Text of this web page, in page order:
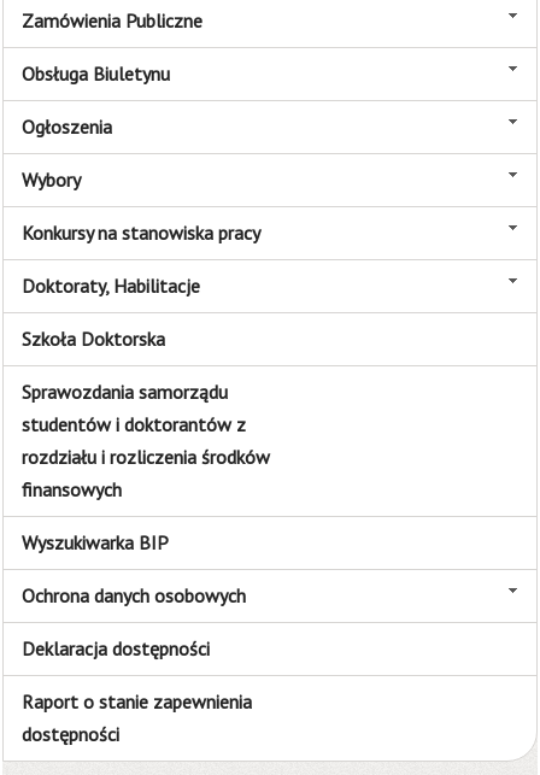
Zamówienia Publiczne
Obsługa Biuletynu
Ogłoszenia
Wybory
Konkursy na stanowiska pracy
Doktoraty, Habilitacje
Szkoła Doktorska
Sprawozdania samorządu
studentów i doktorantów z
rozdziału i rozliczenia środków
finansowych
Wyszukiwarka BIP
Ochrona danych osobowych
Deklaracja dostępności
Raport o stanie zapewnienia
dostępności